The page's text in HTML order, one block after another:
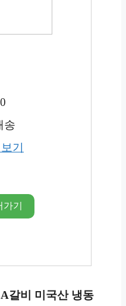
송
기
기
갈비 미국산 냉동